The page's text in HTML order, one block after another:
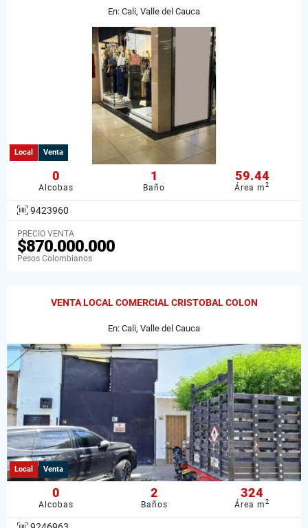
En: Cali, Valle del Cauca
Local Venta
0
Alcobas
1
Baño
59.44
Área m2
9423960
PRECIO VENTA
$870.000.000
Pesos Colombianos
VENTA LOCAL COMERCIAL CRISTOBAL COLON
En: Cali, Valle del Cauca
Local Venta
0
Alcobas
2
Baños
324
Área m2